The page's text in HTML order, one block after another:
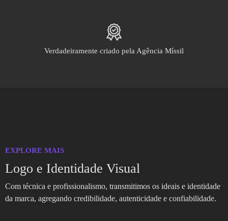
Verdadeiramente criado pela Agência Míssil
EXPLORE MAIS
Logo e Identidade Visual
Com técnica e profissionalismo, transmitimos os ideais e identidade
da marca, agregando credibilidade, autenticidade e confiabilidade.